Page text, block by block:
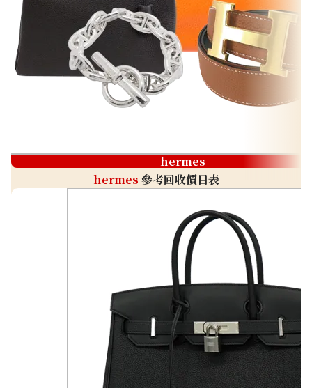
hermes
hermes 參考回收價目表